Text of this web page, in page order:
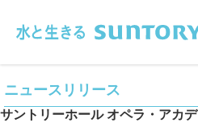
ニュースリリース
サントリーホール オペラ・アカ